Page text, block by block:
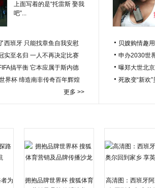
上面写着的是“托雷斯 娶我
吧”...
西班牙 只能找章鱼自我安慰
实至名归 一人不再决定比赛
搞平衡 它本应属于斯内德
界杯 缔造南非传奇百年辉煌
更多 >>
贝嫂购情趣
申办2030世
曝郑大世北
死敌变“新欢
为
拥抱品牌世界杯 搜狐体育
高清图：西班牙